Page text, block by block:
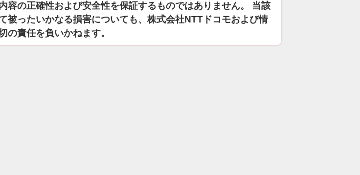
容の正確性および安全性を保証するものではありません。 当該
被ったいかなる損害についても、株式会社NTTドコモおよび情
の責任を負いかねます。